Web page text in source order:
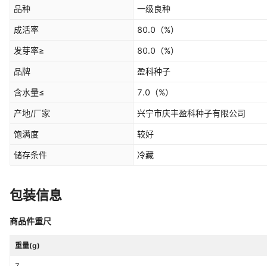
品种 一级良种
成活率 80.0 （%）
发芽率≥ 80.0 （%）
品牌 盈科种子
含水量≤ 7.0 （%）
产地/厂家 兴宁市庆丰盈科种子有限公司
饱满度 较好
储存条件 冷藏
包装信息
商品件重尺
重量(g)